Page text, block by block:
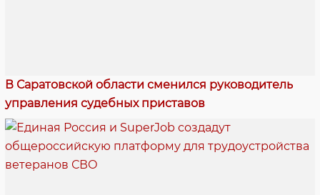
В Саратовской области сменился руководитель
управления судебных приставов